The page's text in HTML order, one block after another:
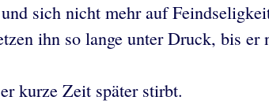
sich nicht mehr auf
ihn so lange unter Druck, bis er
kurze Zeit später stirbt.